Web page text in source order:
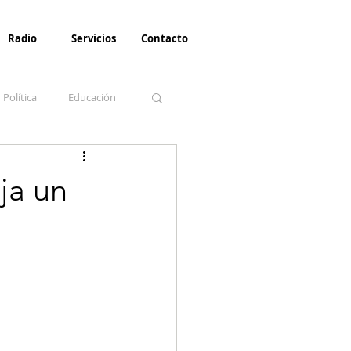
Radio Servicios Contacto
Política Educación
Paz
un